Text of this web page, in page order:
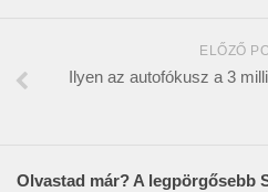
ELŐZŐ
Ilyen az autofókusz a 3
Olvastad már? A legpörgősebb